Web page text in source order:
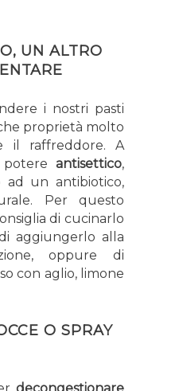
UN ALTRO
i nostri pasti
proprietà molto
il raffreddore. A
antisettico,
ad un antibiotico,
Per questo
di cucinarlo
aggiungerlo alla
oppure di
con aglio, limone
O SPRAY